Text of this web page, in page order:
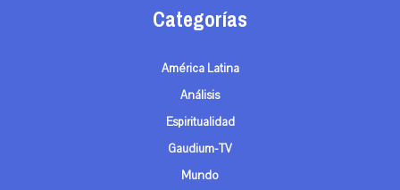
Categorías
América Latina
Análisis
Espiritualidad
Gaudium-TV
Mundo